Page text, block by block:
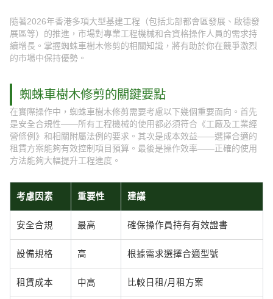
隨著2026年香港多項大型基建工程（包括北部都會區發展、啟德發
展區等）的推進，市場對專業工程機械和合資格操作人員的需求持
續增長。掌握蜘蛛車樹木修剪的相關知識，將有助於你在競爭激烈
的市場中保持優勢。
蜘蛛車樹木修剪的關鍵要點
在實際操作中，蜘蛛車樹木修剪需要考慮以下幾個重要面向。首先
是安全合規性——所有工程機械的使用都必須符合《工廠及工業經
營條例》和相關附屬法例的要求。其次是成本效益——選擇合適的
租賃方案能夠有效控制項目預算。最後是操作效率——正確的使用
方法能夠大幅提升工程進度。
考慮因素 重要性 建議
安全合規 最高 確保操作員持有有效證書
設備規格 高 根據需求選擇合適型號
租賃成本 中高 比較日租/月租方案